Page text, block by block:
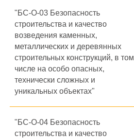
"БС-О-03 Безопасность
строительства и качество
возведения каменных,
металлических и деревянных
строительных конструкций, в том
числе на особо опасных,
технически сложных и
уникальных объектах"
"БС-О-04 Безопасность
строительства и качество